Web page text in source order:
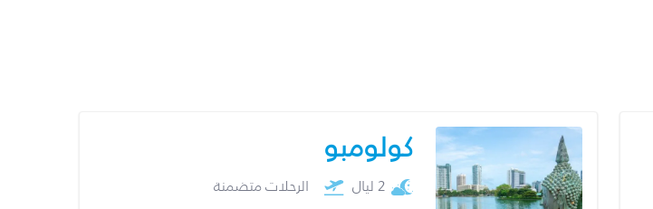
كولومبو
2 ليال الرحلات متضمنة